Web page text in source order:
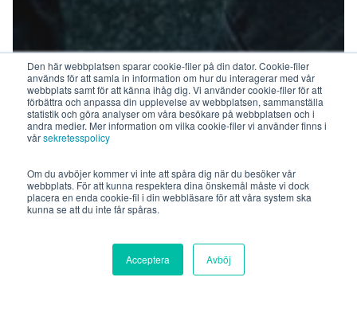
Den här webbplatsen sparar cookie-filer på din dator. Cookie-filer
används för att samla in information om hur du interagerar med vår
webbplats samt för att känna ihåg dig. Vi använder cookie-filer för att
förbättra och anpassa din upplevelse av webbplatsen, sammanställa
statistik och göra analyser om våra besökare på webbplatsen och i
andra medier. Mer information om vilka cookie-filer vi använder finns i
vårsekretesspolicy
Om du avböjer kommer vi inte att spåra dig när du besöker vår
webbplats. För att kunna respektera dina önskemål måste vi dock
placera en enda cookie-fil i din webbläsare för att våra system ska
kunna se att du inte får spåras.
Acceptera Avböj